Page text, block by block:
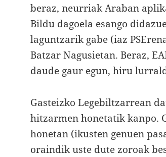
beraz, neurriak Araban
Bildu dagoela esango
laguntzarik gabe (iaz
Batzar Nagusietan. Beraz,
daude gaur egun, hiru
Gasteizko Legebiltzarrean
hitzarmen honetatik kanpo.
honetan (ikusten genuen
oraindik uste dute zoroak